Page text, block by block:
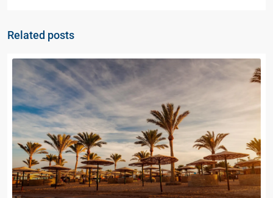
Related posts